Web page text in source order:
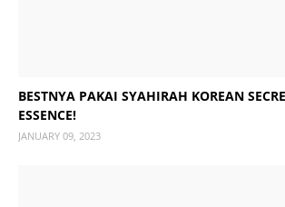
BESTNYA PAKAI SYAHIRAH KOREAN
ESSENCE!
JANUARY 09, 2023